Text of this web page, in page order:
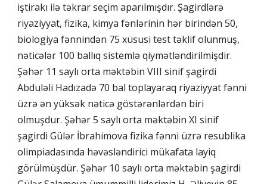
iştirakı ilə təkrar seçim aparılmışdır. Şagirdlərə
riyaziyyat, fizika, kimya fənlərinin hər birindən 50,
biologiya fənnindən 75 xüsusi test təklif olunmuş,
nəticələr 100 ballıq sistemlə qiymətləndirilmişdir.
Şəhər 11 saylı orta məktəbin VIII sinif şagirdi
Abduləli Hadızadə 70 bal toplayaraq riyaziyyat fənni
üzrə ən yüksək nəticə göstərənlərdən biri
olmuşdur. Şəhər 5 saylı orta məktəbin XI sinif
şagirdi Gülər İbrahimova fizika fənni üzrə resublika
olimpiadasında həvəsləndirici mükafata layiq
görülmüşdür. Şəhər 10 saylı orta məktəbin şagirdi